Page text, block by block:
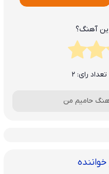
آهنگ؟
2
حامیم من
خواننده